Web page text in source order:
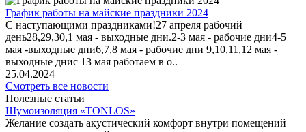
График работы на майские праздники 2024
С наступающими праздниками!27 апреля рабочий
день28,29,30,1 мая - выходные дни.2-3 мая - рабочие дни4-5
мая -выходные дни6,7,8 мая - рабочие дни 9,10,11,12 мая -
выходные днис 13 мая работаем в о..
25.04.2024
Смотреть все новости
Полезные статьи
Шумоизоляция «TONLOS»
Желание создать акустический комфорт внутри помещений